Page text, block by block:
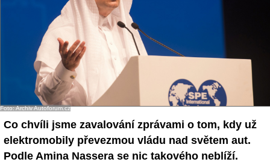
Foto: Archiv Autoforum.cz
Co chvíli jsme zavalování zprávami o tom, kdy už
elektromobily převezmou vládu nad světem aut.
Podle Amina Nassera se nic takového neblíží.